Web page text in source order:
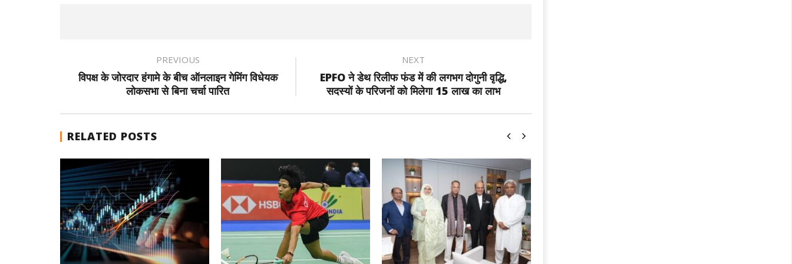
PREVIOUS
विपक्ष के जोरदार हंगामे के बीच ऑनलाइन गेमिंग विधेयक
लोकसभा से बिना चर्चा पारित
NEXT
EPFO ने डेथ रिलीफ फंड में की लगभग दोगुनी वृद्धि,
सदस्यों के परिजनों को मिलेगा 15 लाख का लाभ
RELATED POSTS